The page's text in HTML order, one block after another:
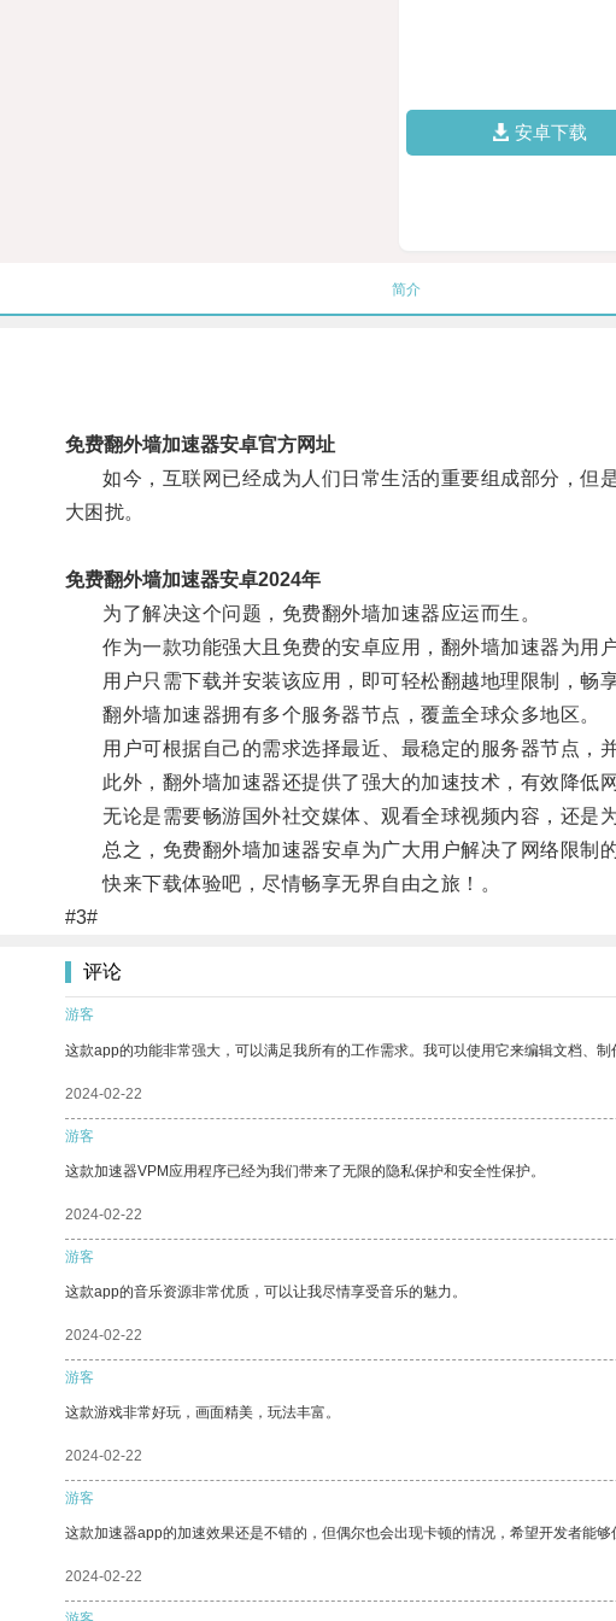
安卓下载
简介
免费翻外墙加速器安卓官方网址
如今，互联网已经成为人们日常生活的重要组成部分，但
大困扰。
免费翻外墙加速器安卓2024年
为了解决这个问题，免费翻外墙加速器应运而生。
作为一款功能强大且免费的安卓应用，翻外墙加速器为用户
用户只需下载并安装该应用，即可轻松翻越地理限制，畅享
翻外墙加速器拥有多个服务器节点，覆盖全球众多地区。
用户可根据自己的需求选择最近、最稳定的服务器节点，并
此外，翻外墙加速器还提供了强大的加速技术，有效降低
无论是需要畅游国外社交媒体、观看全球视频内容，还是为
总之，免费翻外墙加速器安卓为广大用户解决了网络限制
快来下载体验吧，尽情畅享无界自由之旅！。
#3#
评论
游客
这款app的功能非常强大，可以满足我所有的工作需求。我可以使用它来编辑文档、制
2024-02-22
游客
这款加速器VPM应用程序已经为我们带来了无限的隐私保护和安全性保护。
2024-02-22
游客
这款app的音乐资源非常优质，可以让我尽情享受音乐的魅力。
2024-02-22
游客
这款游戏非常好玩，画面精美，玩法丰富。
2024-02-22
游客
这款加速器app的加速效果还是不错的，但偶尔也会出现卡顿的情况，希望开发者能够
2024-02-22